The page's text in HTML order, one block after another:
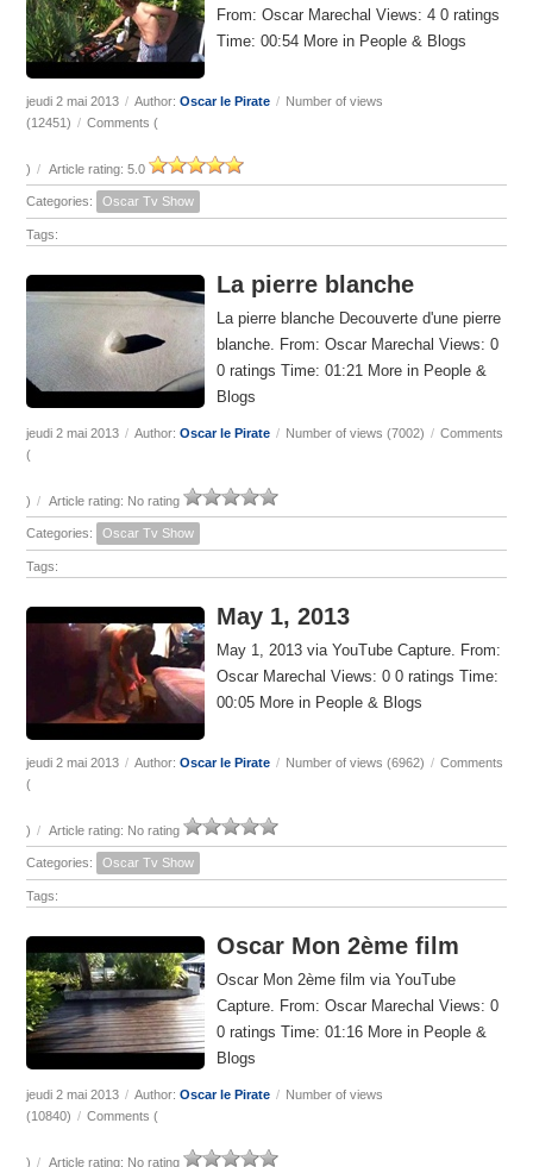
From: Oscar Marechal Views: 4 0 ratings
Time: 00:54 More in People & Blogs
jeudi 2 mai 2013 / Author:Oscar le Pirate / Number of views
(12451) / Comments (
) / Article rating: 5.0
Categories: Oscar Tv Show
Tags:
La pierre blanche
La pierre blanche Decouverte d'une pierre
blanche. From: Oscar Marechal Views: 0
0 ratings Time: 01:21 More in People &
Blogs
jeudi 2 mai 2013 / Author:Oscar le Pirate / Number of views (7002) / Comments
(
) / Article rating: No rating
Categories: Oscar Tv Show
Tags:
May 1, 2013
May 1, 2013 via YouTube Capture. From:
Oscar Marechal Views: 0 0 ratings Time:
00:05 More in People & Blogs
jeudi 2 mai 2013 / Author:Oscar le Pirate / Number of views (6962) / Comments
(
) / Article rating: No rating
Categories: Oscar Tv Show
Tags:
Oscar Mon 2ème film
Oscar Mon 2ème film via YouTube
Capture. From: Oscar Marechal Views: 0
0 ratings Time: 01:16 More in People &
Blogs
jeudi 2 mai 2013 / Author:Oscar le Pirate / Number of views
(10840) / Comments (
) / Article rating: No rating